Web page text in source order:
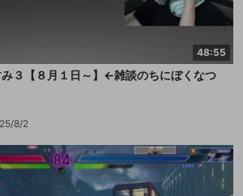
48:55
３【８月１日～】←雑談のちにぼくなつ
8/2